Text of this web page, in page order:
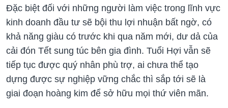
Đặc biệt đối với những người làm việc trong lĩnh vực
kinh doanh đầu tư sẽ bội thu lợi nhuận bất ngờ, có
khả năng giàu có trước khi qua năm mới, dư dả của
cải đón Tết sung túc bên gia đình. Tuổi Hợi vẫn sẽ
tiếp tục được quý nhân phù trợ, ai chưa thể tạo
dựng được sự nghiệp vững chắc thì sắp tới sẽ là
giai đoạn hoàng kim để sở hữu mọi thứ viên mãn.